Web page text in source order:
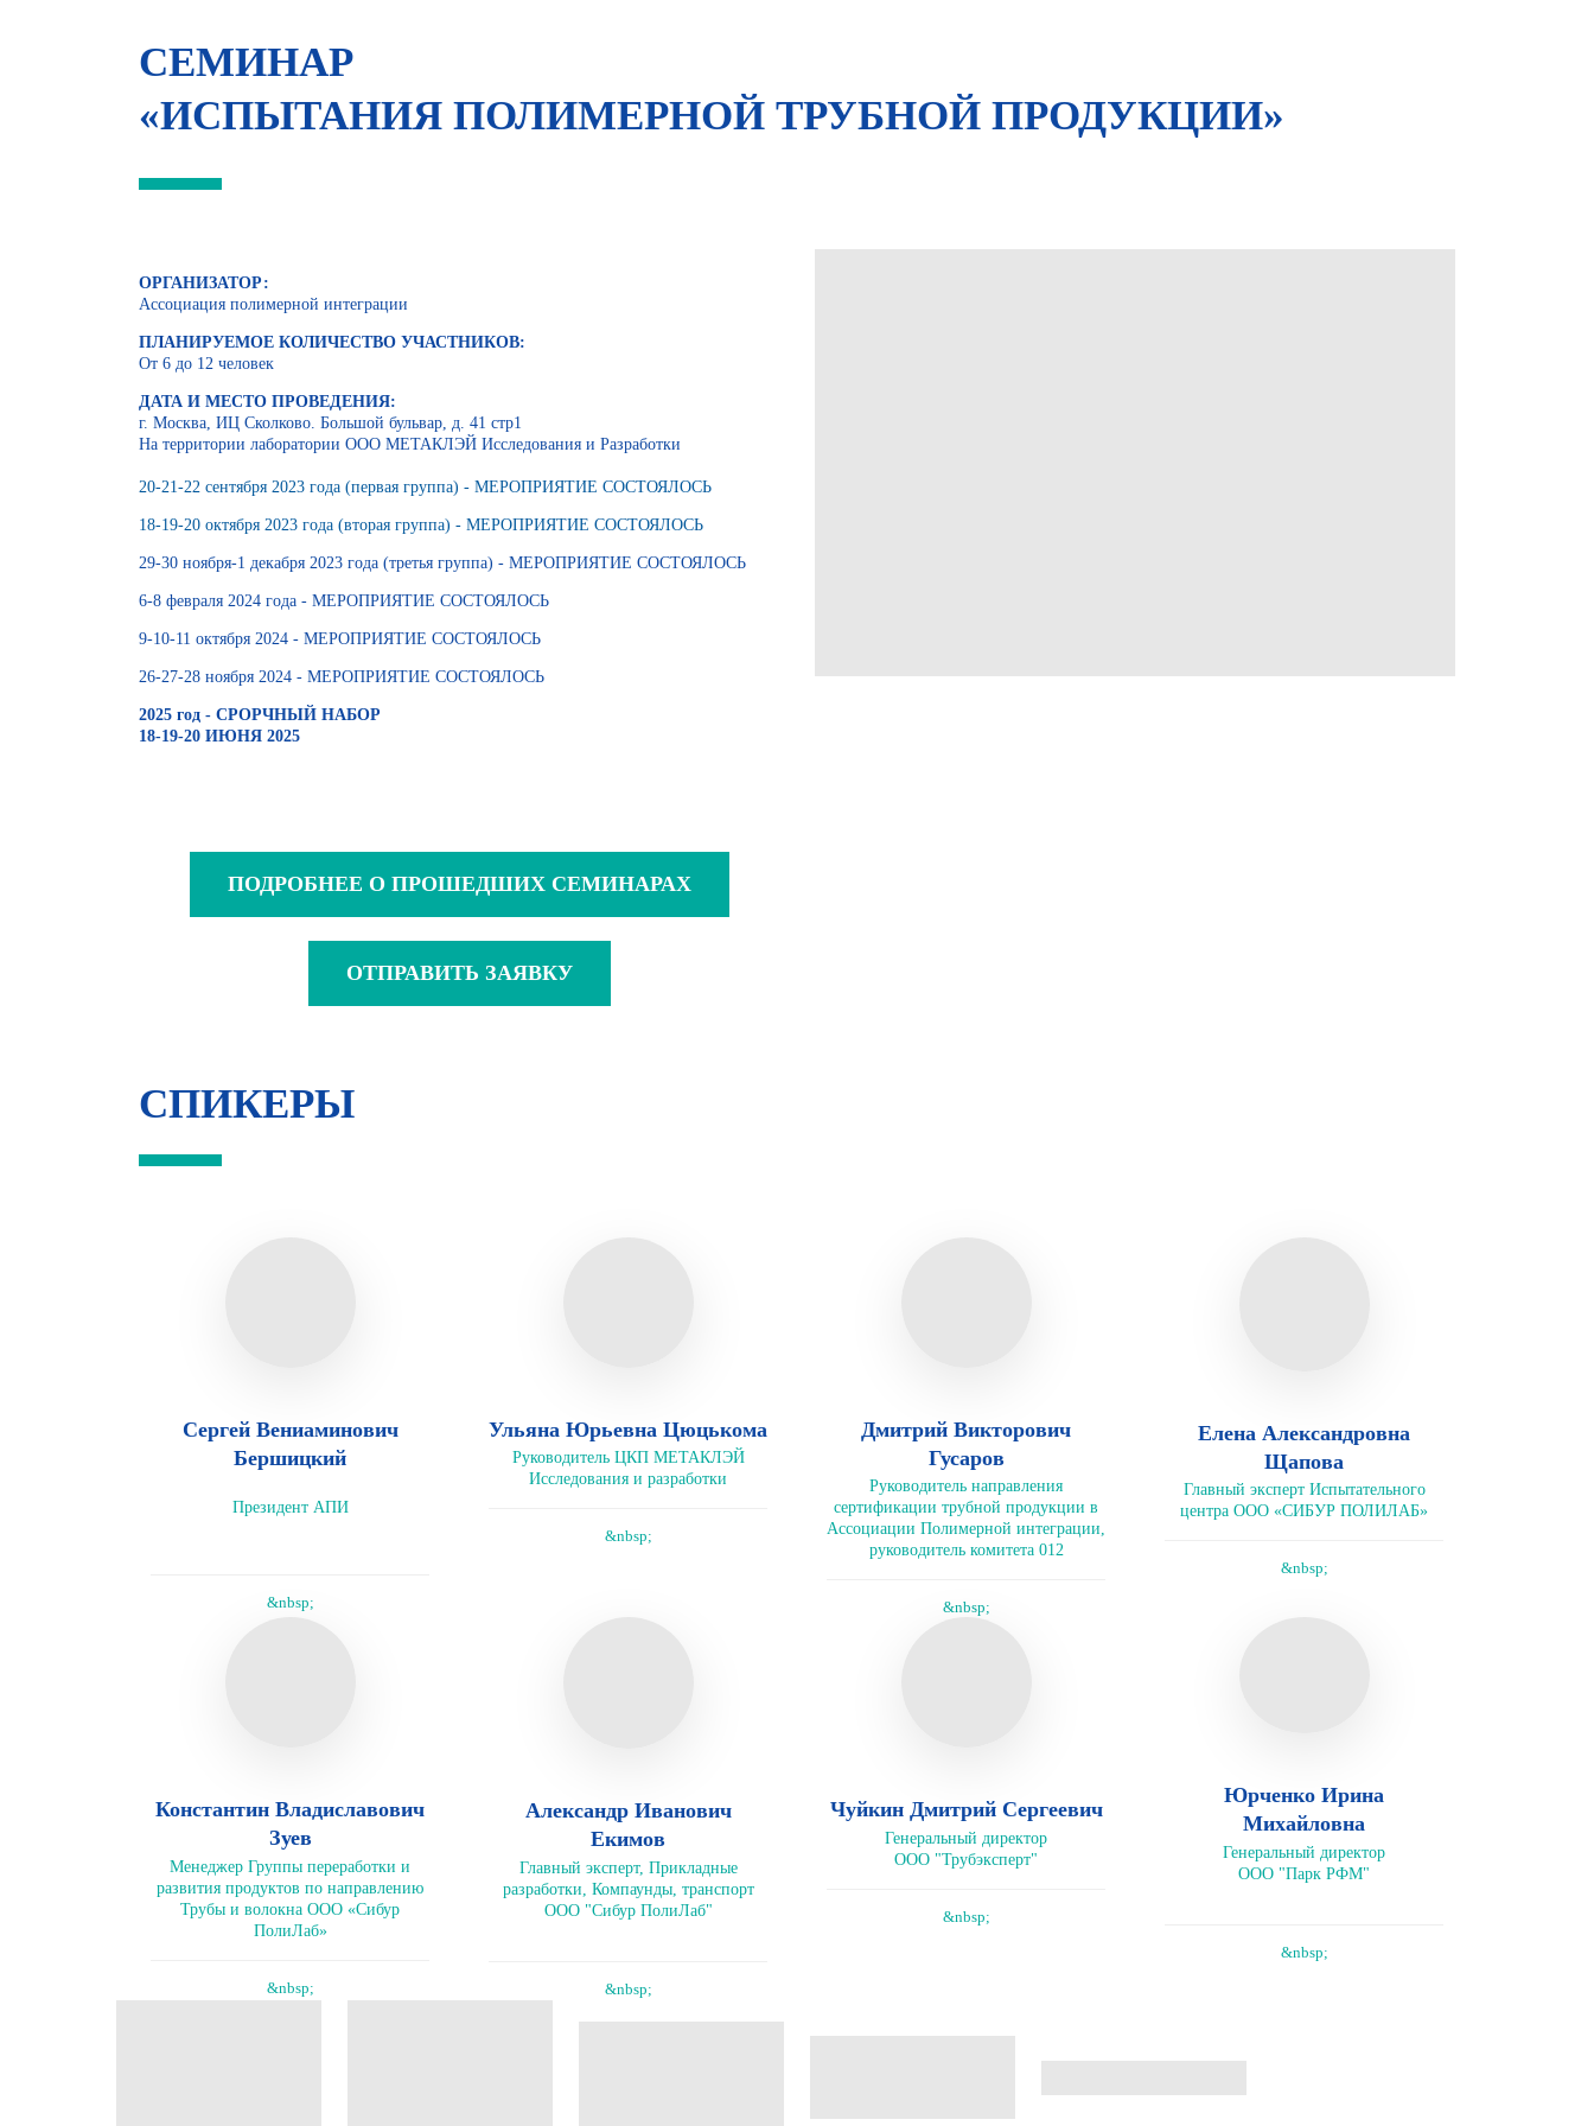
СЕМИНАР
«ИСПЫТАНИЯ ПОЛИМЕРНОЙ ТРУБНОЙ ПРОДУКЦИИ»
ОРГАНИЗАТОР:
Ассоциация полимерной интеграции
ПЛАНИРУЕМОЕ КОЛИЧЕСТВО УЧАСТНИКОВ:
От 6 до 12 человек
ДАТА И МЕСТО ПРОВЕДЕНИЯ:
г. Москва, ИЦ Сколково. Большой бульвар, д. 41 стр1
На территории лаборатории ООО МЕТАКЛЭЙ Исследования и Разработки
20-21-22 сентября 2023 года (первая группа) - МЕРОПРИЯТИЕ СОСТОЯЛОСЬ
18-19-20 октября 2023 года (вторая группа) - МЕРОПРИЯТИЕ СОСТОЯЛОСЬ
29-30 ноября-1 декабря 2023 года (третья группа) - МЕРОПРИЯТИЕ СОСТОЯЛОСЬ
6-8 февраля 2024 года - МЕРОПРИЯТИЕ СОСТОЯЛОСЬ
9-10-11 октября 2024 - МЕРОПРИЯТИЕ СОСТОЯЛОСЬ
26-27-28 ноября 2024 - МЕРОПРИЯТИЕ СОСТОЯЛОСЬ
2025 год - СРОРЧНЫЙ НАБОР
18-19-20 ИЮНЯ 2025
ПОДРОБНЕЕ О ПРОШЕДШИХ СЕМИНАРАХ
ОТПРАВИТЬ ЗАЯВКУ
СПИКЕРЫ
Сергей Вениаминович
Бершицкий
Президент АПИ
&nbsp;
Ульяна Юрьевна Цюцькома
Руководитель ЦКП МЕТАКЛЭЙ
Исследования и разработки
&nbsp;
Дмитрий Викторович
Гусаров
Руководитель направления
сертификации трубной продукции в
Ассоциации Полимерной интеграции,
руководитель комитета 012
&nbsp;
Елена Александровна
Щапова
Главный эксперт Испытательного
центра ООО «СИБУР ПОЛИЛАБ»
&nbsp;
Константин Владиславович
Зуев
Менеджер Группы переработки и
развития продуктов по направлению
Трубы и волокна ООО «Сибур
ПолиЛаб»
&nbsp;
Александр Иванович
Екимов
Главный эксперт, Прикладные
разработки, Компаунды, транспорт
ООО "Сибур ПолиЛаб"
&nbsp;
Чуйкин Дмитрий Сергеевич
Генеральный директор
ООО "Трубэксперт"
&nbsp;
Юрченко Ирина
Михайловна
Генеральный директор
ООО "Парк РФМ"
&nbsp;